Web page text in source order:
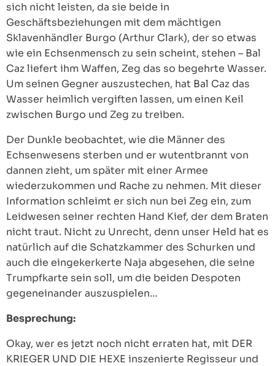
sich nicht leisten, da sie beide in
Geschäftsbeziehungen mit dem mächtigen
Sklavenhändler Burgo (Arthur Clark), der so etwas
wie ein Echsenmensch zu sein scheint, stehen – Bal
Caz liefert ihm Waffen, Zeg das so begehrte Wasser.
Um seinen Gegner auszustechen, hat Bal Caz das
Wasser heimlich vergiften lassen, um einen Keil
zwischen Burgo und Zeg zu treiben.
Der Dunkle beobachtet, wie die Männer des
Echsenwesens sterben und er wutentbrannt von
dannen zieht, um später mit einer Armee
wiederzukommen und Rache zu nehmen. Mit dieser
Information schleimt er sich nun bei Zeg ein, zum
Leidwesen seiner rechten Hand Kief, der dem Braten
nicht traut. Nicht zu Unrecht, denn unser Held hat es
natürlich auf die Schatzkammer des Schurken und
auch die eingekerkerte Naja abgesehen, die seine
Trumpfkarte sein soll, um die beiden Despoten
gegeneinander auszuspielen…
Besprechung:
Okay, wer es jetzt noch nicht erraten hat, mit DER
KRIEGER UND DIE HEXE inszenierte Regisseur und